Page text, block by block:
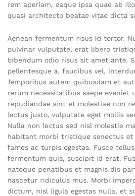
rem aperiam, eaque ipsa quae ab
quasi architecto beatae vitae dicta
Aenean fermentum risus id tortor.
pulvinar vulputate, erat libero
bibendum odio risus sit amet ante.
pellentesque a, faucibus vel,
Temporibus autem quibusdam et
rerum necessitatibus saepe eveniet
repudiandae sint et molestiae non
lectus justo, vulputate eget mollis
Nulla non lectus sed nisl molestie
habitant morbi tristique senectus et
fames ac turpis egestas. Fusce
fermentum quis, suscipit id erat.
natoque penatibus et magnis dis
nascetur ridiculus mus. Morbi
dictum, nisl ligula egestas nulla, et